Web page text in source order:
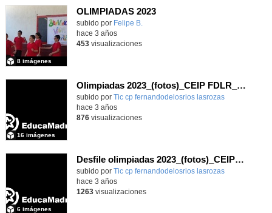
OLIMPIADAS 2023
Contenido educativo.
subido por Felipe B.
8 imágenes
hace 3 años
453visualizaciones
Olimpiadas 2023_(fotos)_CEIP FDLR_Las Rozas
Contenido educativo.
subido por Tic cp fernandodelosrios lasrozas
16 imágenes
-
hace 3 años
876visualizaciones
Desfile olimpiadas 2023_(fotos)_CEIP FDLR_Las Rozas
Contenido educativo.
subido por Tic cp fernandodelosrios lasrozas
6 imágenes
-
hace 3 años
1263visualizaciones